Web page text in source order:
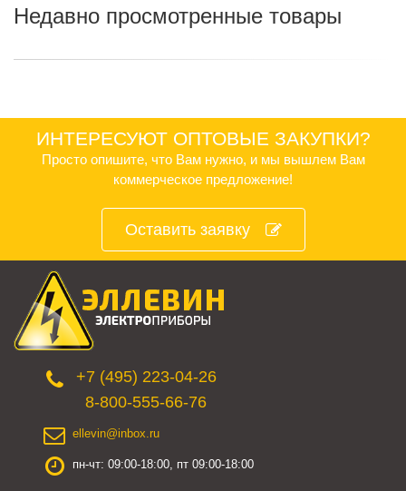
Недавно просмотренные товары
ИНТЕРЕСУЮТ ОПТОВЫЕ ЗАКУПКИ?
Просто опишите, что Вам нужно, и мы вышлем Вам
коммерческое предложение!
Оставить заявку
+7 (495) 223-04-26
8-800-555-66-76
ellevin@inbox.ru
пн-чт: 09:00-18:00, пт 09:00-18:00